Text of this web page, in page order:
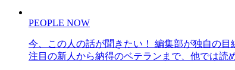
PEOPLE NOW
今、この人の話が聞きたい！ 編集部が独自の
注目の新人から納得のベテランまで、他では読